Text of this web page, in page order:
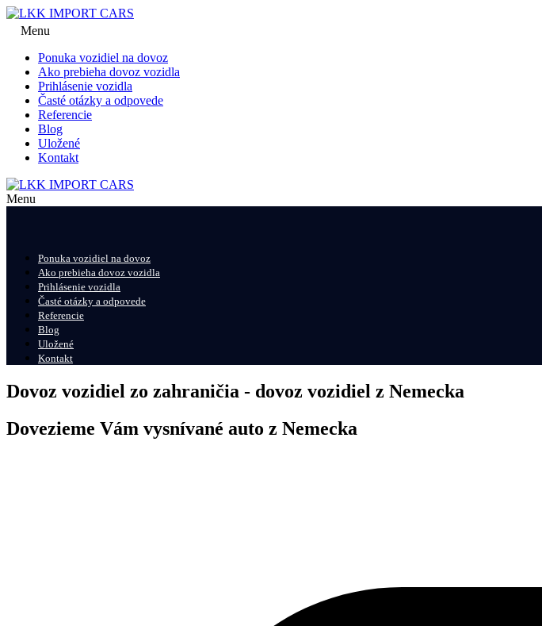
Menu
Ponuka vozidiel na dovoz
Ako prebieha dovoz vozidla
Prihlásenie vozidla
Časté otázky a odpovede
Referencie
Blog
Uložené
Kontakt
Menu
Ponuka vozidiel na dovoz
Ako prebieha dovoz vozidla
Prihlásenie vozidla
Časté otázky a odpovede
Referencie
Blog
Uložené
Kontakt
Dovoz vozidiel zo zahraničia - dovoz vozidiel z Nemecka
Dovezieme Vám vysnívané auto z Nemecka